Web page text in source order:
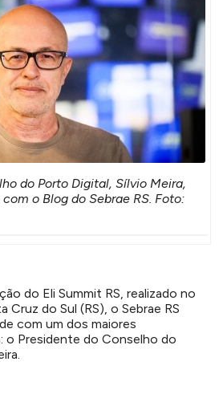
do Porto Digital, Sílvio Meira,
o Blog do Sebrae RS. Foto:
do Eli Summit RS, realizado no
Cruz do Sul (RS), o Sebrae RS
com um dos maiores
o Presidente do Conselho do